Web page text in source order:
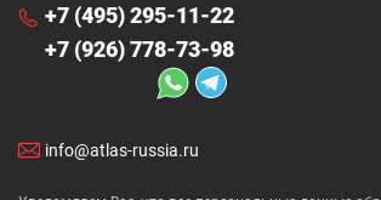
+7 (495) 295-11-22
+7 (926) 778-73-98
info@atlas-russia.ru